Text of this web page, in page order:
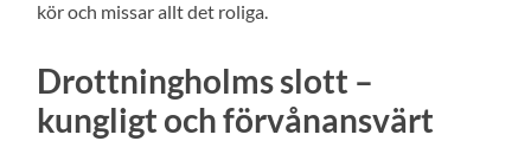
kör och missar allt det roliga.
Drottningholms slott –
kungligt och förvånansvärt